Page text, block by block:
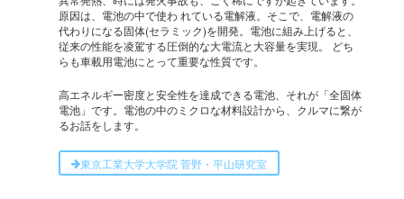
原因は、電池の中で使わ れている電解液。そこで、電解液の
代わりになる固体(セラミック)を開発。電池に組み上げると、
従来の性能を凌駕する圧倒的な大電流と大容量を実現。 どち
らも車載用電池にとって重要な性質です。
高エネルギー密度と安全性を達成できる電池、それが「全固体
電池」です。電池の中のミクロな材料設計から、クルマに繋が
るお話をします。
東京工業大学大学院 菅野・平山研究室